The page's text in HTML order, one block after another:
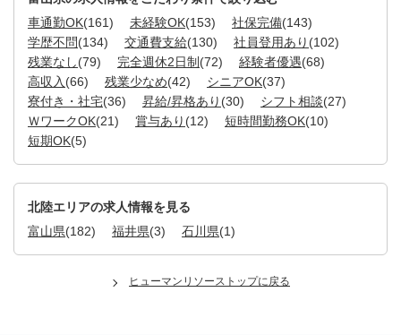
車通勤OK(161) 未経験OK(153) 社保完備(143)
学歴不問(134) 交通費支給(130) 社員登用あり (102)
残業なし(79) 完全週休2日制 (72) 経験者優遇(68)
高収入 (66) 残業少なめ(42) シニアOK(37)
寮付き・社宅(36) 昇給/昇格あり (30) シフト相談(27)
ＷワークOK(21) 賞与あり (12) 短時間勤務OK(10)
短期OK(5)
北陸エリアの求人情報を見る
富山県(182) 福井県(3) 石川県(1)
ヒューマンリソーストップに戻る